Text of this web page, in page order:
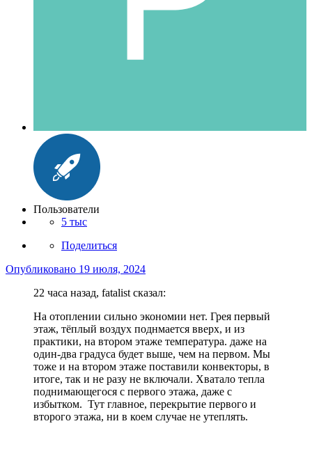
Пользователи
5 тыс
Поделиться
Опубликовано 19 июля, 2024
22 часа назад, fatalist сказал:
На отоплении сильно экономии нет. Грея первый
этаж, тёплый воздух поднмается вверх, и из
практики, на втором этаже температура. даже на
один-два градуса будет выше, чем на первом. Мы
тоже и на втором этаже поставили конвекторы, в
итоге, так и не разу не включали. Хватало тепла
поднимающегося с первого этажа, даже с
избытком. Тут главное, перекрытие первого и
второго этажа, ни в коем случае не утеплять.